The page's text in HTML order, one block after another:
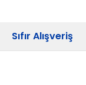
Sıfır Alışveriş